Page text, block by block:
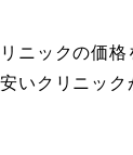
ニックの価格
いクリニック